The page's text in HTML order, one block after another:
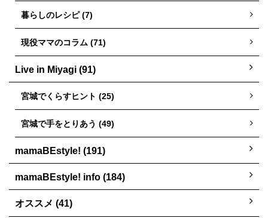
暮らしのレシピ (7)
現役ママのコラム (71)
Live in Miyagi (91)
宮城でくらすヒント (25)
宮城で手をとりあう (49)
mamaBEstyle! (191)
mamaBEstyle! info (184)
オススメ (41)